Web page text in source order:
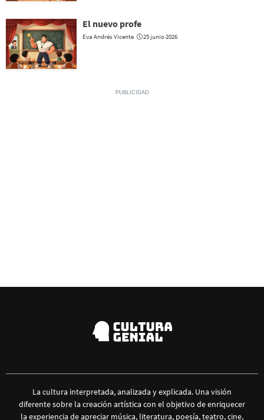
El nuevo profe
Eva Andrés Vicente 25 junio 2026
La cultura interpretada, analizada y explicada. Una visión
diferente sobre la creación artística con el objetivo de enriquecer
la experiencia de apreciar música, literatura, poesía, teatro, cine,